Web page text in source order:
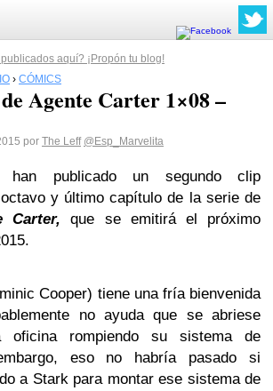
aquí? ¡Propón tu blog!
› CÓMICS
Agente Carter 1×08 –
por The Leff @Esp_Marvelita
publicado un segundo clip
y último capítulo de la serie de
Carter, que se emitirá el próximo
Cooper) tiene una fría bienvenida
no ayuda que se abriese
oficina rompiendo su sistema de
eso no habría pasado si
a Stark para montar ese sistema de